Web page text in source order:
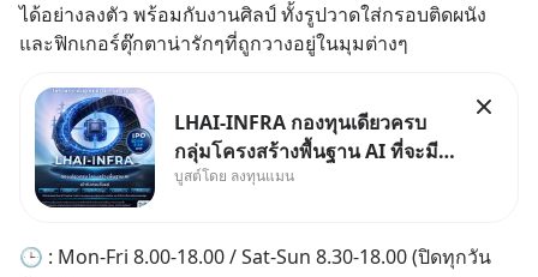
ได้อย่างลงตัว พร้อมกับงานศิลป์ ทั้งรูปวาดใส่กรอบติดผนัง
และฟิกเกอร์ตุ๊กตาน่ารักๆที่ถูกวางอยู่ในมุมต่างๆ
LHAI-INFRA กองทุนเดียวครบ
กลุ่มโครงสร้างพื้นฐาน AI ที่จะมี
งบลงทุนครั้งใหญ่ในประวัติศาสตร์
มา แต่ความจริงคือทั่วโลกยังเดิน
บูสต์โดย ลงทุนแมน
🕒 : Mon-Fri 8.00-18.00 / Sat-Sun 8.30-18.00 (ปิดทุกวัน